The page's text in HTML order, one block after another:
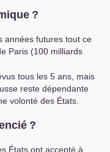
?
années futures tout ce
Paris (100 milliards
tous les 5 ans, mais
reste dépendante
volonté des États.
?
États ont accepté à